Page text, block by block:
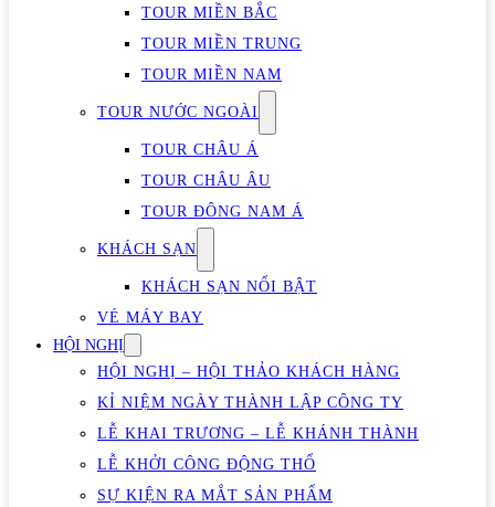
TOUR MIỀN BẮC
TOUR MIỀN TRUNG
TOUR MIỀN NAM
TOUR NƯỚC NGOÀI
TOUR CHÂU Á
TOUR CHÂU ÂU
TOUR ĐÔNG NAM Á
KHÁCH SẠN
KHÁCH SẠN NỔI BẬT
VÉ MÁY BAY
HỘI NGHỊ
HỘI NGHỊ – HỘI THẢO KHÁCH HÀNG
KỈ NIỆM NGÀY THÀNH LẬP CÔNG TY
LỄ KHAI TRƯƠNG – LỄ KHÁNH THÀNH
LỄ KHỞI CÔNG ĐỘNG THỔ
SỰ KIỆN RA MẮT SẢN PHẨM